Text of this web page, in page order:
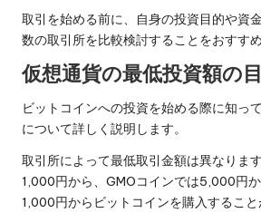
取引を始める前に、自身の投資目的や資
数の取引所を比較検討することをおすすめ
仮想通貨の最低投資額の
ビットコインへの投資を始める際に知っ
について詳しく説明します。
取引所によって最低取引金額は異なりま
1,000円から、GMOコインでは5,000円
1,000円からビットコインを購入すること